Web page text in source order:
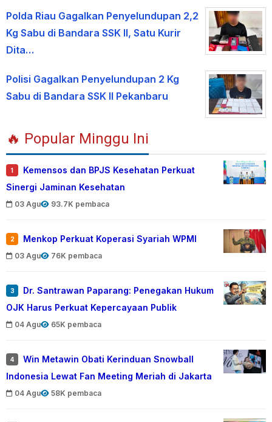
Polda Riau Gagalkan Penyelundupan 2,2
Kg Sabu di Bandara SSK II, Satu Kurir
Dita…
Polisi Gagalkan Penyelundupan 2 Kg
Sabu di Bandara SSK II Pekanbaru
🔥 Popular Minggu Ini
1
Kemensos dan BPJS Kesehatan Perkuat
Sinergi Jaminan Kesehatan
03 Agu 93.7K pembaca
2 Menkop Perkuat Koperasi Syariah WPMI
03 Agu 76K pembaca
3
Dr. Santrawan Paparang: Penegakan Hukum
OJK Harus Perkuat Kepercayaan Publik
04 Agu 65K pembaca
4
Win Metawin Obati Kerinduan Snowball
Indonesia Lewat Fan Meeting Meriah di Jakarta
04 Agu 58K pembaca